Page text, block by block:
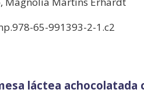
65-991393-2-1.c2
láctea achocolatada